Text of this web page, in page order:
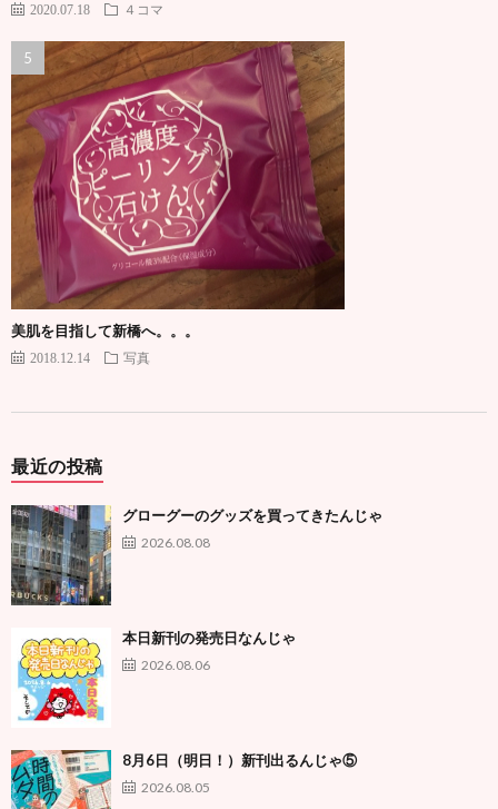
2020.07.18 ４コマ
美肌を目指して新橋へ。。。
2018.12.14 写真
最近の投稿
グローグーのグッズを買ってきたんじゃ
2026.08.08
本日新刊の発売日なんじゃ
2026.08.06
8月6日（明日！）新刊出るんじゃ⑤
2026.08.05